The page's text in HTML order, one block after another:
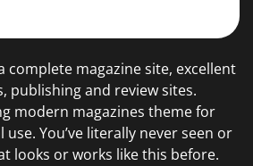
complete magazine site, excellent
publishing and review sites.
modern magazines theme for
You’ve literally never seen or
looks or works like this before.